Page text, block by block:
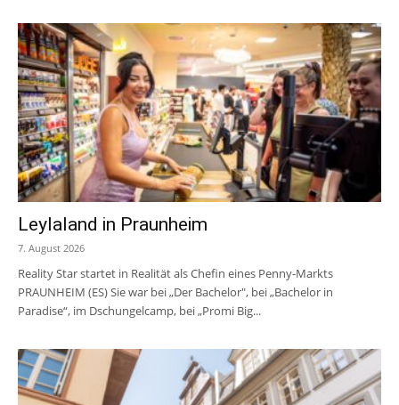
Leylaland in Praunheim
7. August 2026
Reality Star startet in Realität als Chefin eines Penny-Markts
PRAUNHEIM (ES) Sie war bei „Der Bachelor", bei „Bachelor in
Paradise“, im Dschungelcamp, bei „Promi Big...